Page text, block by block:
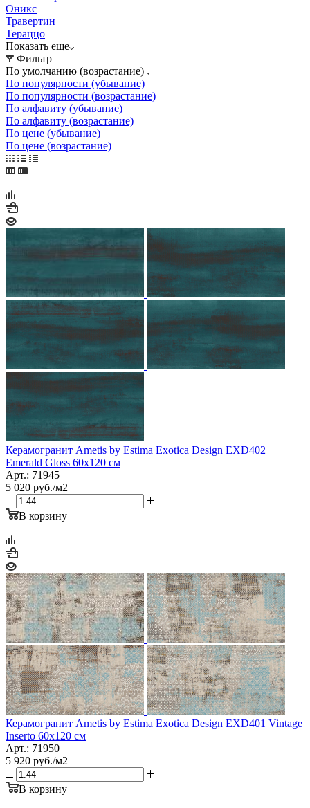
Оникс
Травертин
Тераццо
Показать еще
Фильтр
По умолчанию (возрастание)
По популярности (убывание)
По популярности (возрастание)
По алфавиту (убывание)
По алфавиту (возрастание)
По цене (убывание)
По цене (возрастание)
Керамогранит Ametis by Estima Exotica Design EXD402
Emerald Gloss 60x120 см
Арт.: 71945
5 020 руб./м2
В корзину
Керамогранит Ametis by Estima Exotica Design EXD401 Vintage
Inserto 60x120 см
Арт.: 71950
5 920 руб./м2
В корзину